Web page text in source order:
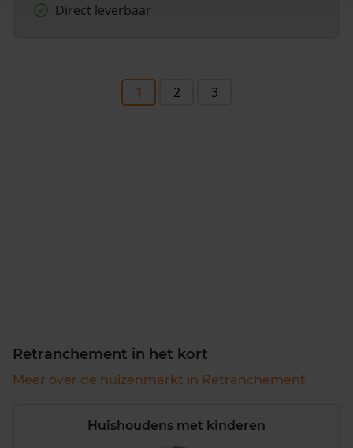
Direct leverbaar
1 2 3
Retranchement in het kort
Meer over de huizenmarkt in Retranchement
Huishoudens met kinderen